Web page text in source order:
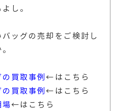
し。
ッグの売却をご検討し
の買取事例←はこちら
の買取事例←はこちら
場←はこちら